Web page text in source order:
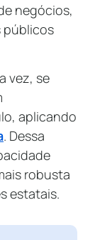
negócios,
públicos
vez, se
aplicando
. Dessa
robusta
estatais.